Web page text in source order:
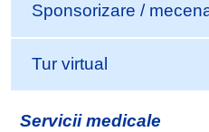
Sponsorizare /
Tur virtual
Servicii medicale